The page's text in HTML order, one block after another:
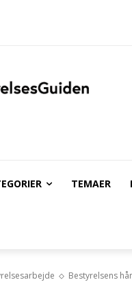
TEMAER
Bestyrelsens